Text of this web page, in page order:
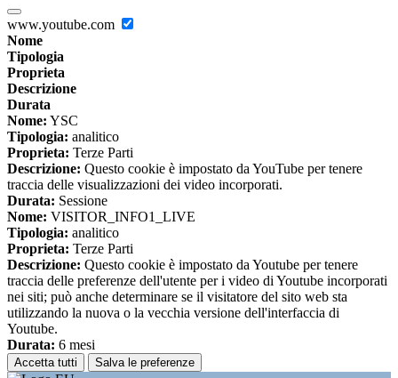
www.youtube.com
Nome
Tipologia
Proprieta
Descrizione
Durata
Nome: YSC
Tipologia: analitico
Proprieta: Terze Parti
Descrizione: Questo cookie è impostato da YouTube per tenere
traccia delle visualizzazioni dei video incorporati.
Durata: Sessione
Nome: VISITOR_INFO1_LIVE
Tipologia: analitico
Proprieta: Terze Parti
Descrizione: Questo cookie è impostato da Youtube per tenere
traccia delle preferenze dell'utente per i video di Youtube incorporati
nei siti; può anche determinare se il visitatore del sito web sta
utilizzando la nuova o la vecchia versione dell'interfaccia di
Youtube.
Durata: 6 mesi
Accetta tutti Salva le preferenze